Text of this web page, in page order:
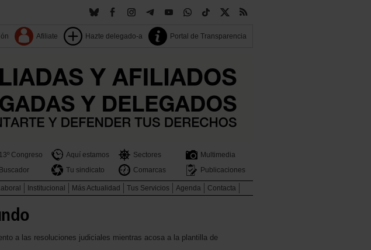
Afiliate Hazte delegado-a Portal de Transparencia
13º Congreso Aquí estamos Sectores
Multimedia
Buscador
Tu sindicato Comarcas Publicaciones
Institucional Más Actualidad Tus Servicios Agenda Contacta
a las resoluciones judiciales mientras acosa a la plantilla de